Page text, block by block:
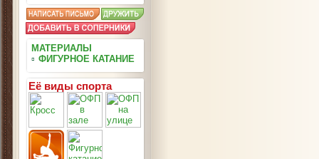
МАТЕРИАЛЫ
▫ ФИГУРНОЕ КАТАНИЕ
Её виды спорта